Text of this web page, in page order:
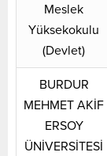
Meslek
Yüksekokulu
(Devlet)
BURDUR
MEHMET AKİF
ERSOY
ÜNİVERSİTESİ